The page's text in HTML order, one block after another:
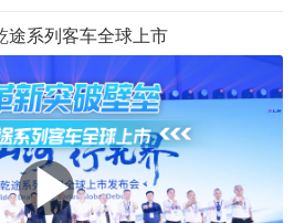
途系列客车全球上市